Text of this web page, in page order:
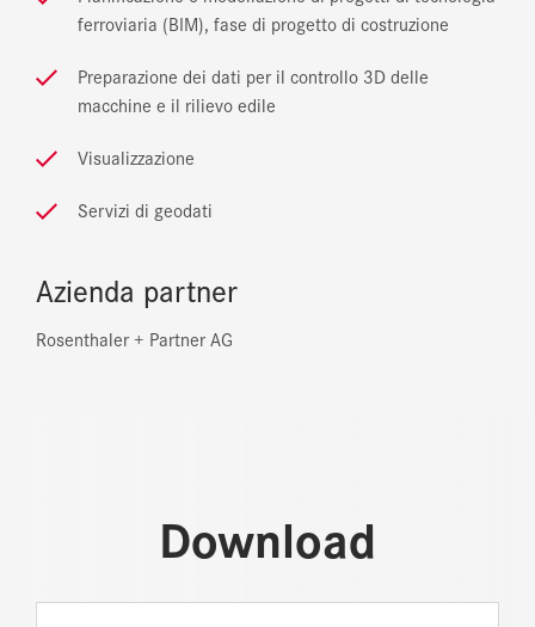
ferroviaria (BIM), fase di progetto di costruzione
Preparazione dei dati per il controllo 3D delle
macchine e il rilievo edile
Visualizzazione
Servizi di geodati
Azienda partner
Rosenthaler + Partner AG
Download